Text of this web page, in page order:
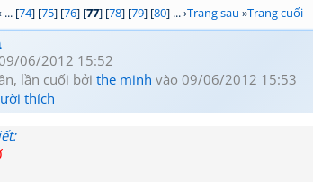
... [74] [75] [76] [77] [78] [79] [80] ... ›Trang sau »Trang cuối
06/2012 15:52
lần cuối bởi the minh vào 09/06/2012 15:53
thích